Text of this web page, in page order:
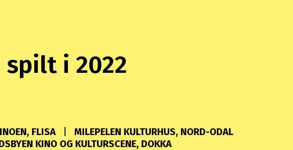
i 2022
FLISA
MILEPELEN KULTURHUS, NORD-ODAL
KINO OG KULTURSCENE, DOKKA